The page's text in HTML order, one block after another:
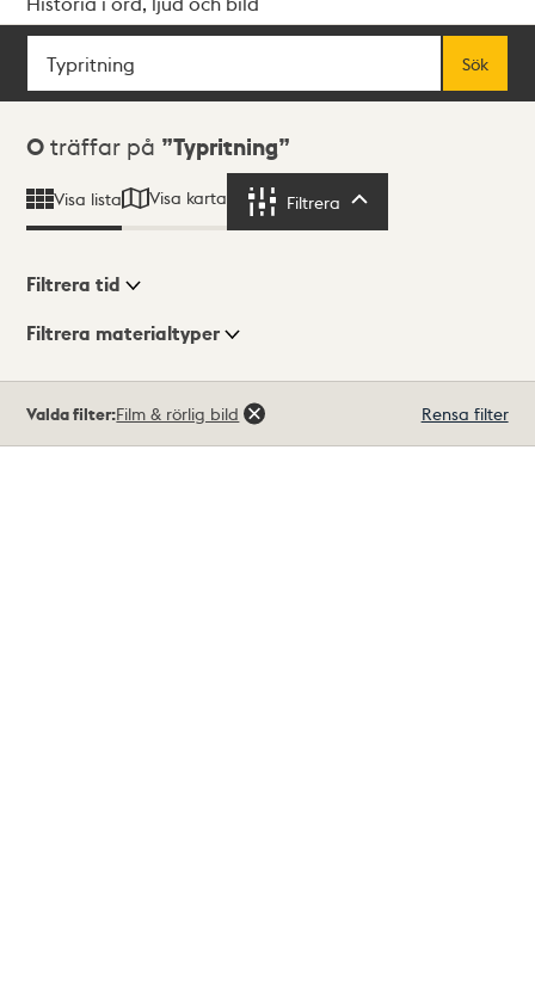
Sök
Sök
Sökresultat
0 träffar på Typritning
Visa lista Visa karta Filtrera
Visningsläge
Filtrera tid
Filtrera materialtyper
träffar
Valda filter:Film & rörlig bild Rensa filter